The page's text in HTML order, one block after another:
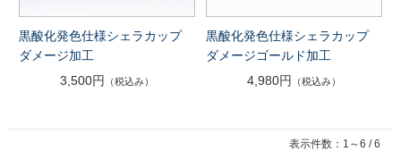
黒酸化発色仕様シェラカップ
ダメージ加工
3,500円 （税込み）
黒酸化発色仕様シェラカップ
ダメージゴールド加工
4,980円
（税込み）
表示件数：1～6 / 6